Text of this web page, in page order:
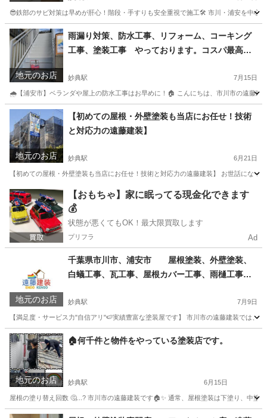
😎鉄部のサビ対策は早めが肝心！階段・手すりも安全重視で施工🛠️ 市川・浦安を中心
千葉 市川市 妙典駅 その他
地元のお店
雨漏り対策、防水工事、リフォーム、コーキング
工事、塗装工事 やっております。コスパ最高の
妙典駅 7月15日
🌧【浦安市】ベランダや屋上の防水工事はお早めに！🏠 こんにちは、市川市の遠藤
千葉 市川市 妙典駅 その他 防水工事
地元のお店
【初めての屋根・外壁塗装も当店にお任せ！技術
と対応力の遠藤建装】
妙典駅 6月21日
【初めての屋根・外壁塗装も当店にお任せ！技術と対応力の遠藤建装】 お世話にな
千葉 市川市 妙典駅 その他 外壁塗装
【おもちゃ】家に眠ってる現金化できます
💰
状態が悪くてもOK！最大限買取します
プリフラ Ad
地元のお店
千葉県市川市、浦安市 屋根塗装、外壁塗装、
白蟻工事、瓦工事、屋根カバー工事、雨樋工事
妙典駅 7月9日
【満足度・サービス力"自信アリ"🍉実績豊富な塗装屋です】 市川市の遠藤建装では
千葉 市川市 妙典駅 その他 外壁塗装
地元のお店
🏠何千件と物件をやっている塗装店です。
妙典駅 6月15日
屋根の塗り替え回数 🤔...? 市川市の遠藤建装です🏠✨ 通常、屋根塗装は下塗り、中
千葉 市川市 妙典駅 その他 物件